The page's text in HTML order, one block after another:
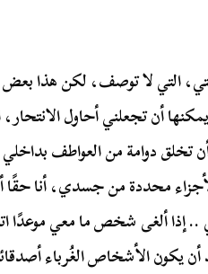
التي لا توصف، لكن هذا
يمكنها أن تجعلني أحاول
تخلق دوامة من العواطف
محددة من جسدي، أنا حقًا
.. إذا ألغى شخص ما معي موعدًا
يكون الأشخاص الغُرباء